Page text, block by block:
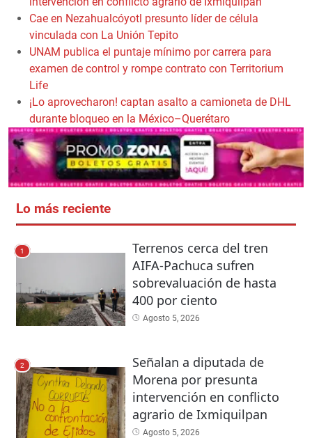
Cae en Nezahualcóyotl presunto líder de célula
vinculada con La Unión Tepito
UNAM publica el puntaje mínimo por carrera para
examen de control y rompe contrato con Territorium
Life
¡Lo aprovecharon! captan asalto a camioneta de DHL
durante bloqueo en la México–Querétaro
Lo más reciente
1
Terrenos cerca del tren
AIFA-Pachuca sufren
sobrevaluación de hasta
400 por ciento
Agosto 5, 2026
2
Señalan a diputada de
Morena por presunta
intervención en conflicto
agrario de Ixmiquilpan
Agosto 5, 2026